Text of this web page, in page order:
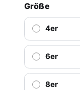
Größe
4er
6er
8er